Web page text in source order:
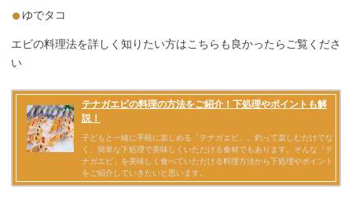
ゆでタコ
エビの料理法を詳しく知りたい方はこちらも良かったらご覧くださ
い